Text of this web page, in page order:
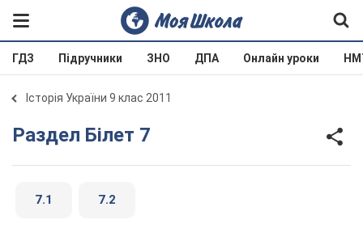
ГДЗ Підручники ЗНО ДПА Онлайн уроки
Історія України 9 клас 2011
Раздел Білет 7
7.1 7.2